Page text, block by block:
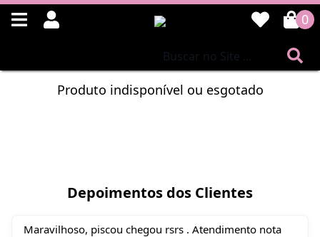
0
Produto indisponível ou esgotado
Depoimentos dos Clientes
Maravilhoso, piscou chegou rsrs . Atendimento nota